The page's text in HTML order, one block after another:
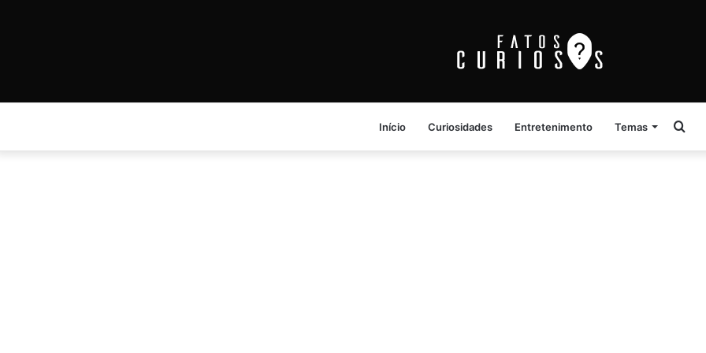
Início Curiosidades Entretenimento Temas